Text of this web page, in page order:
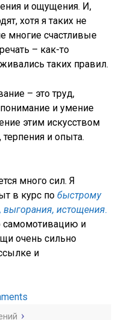
и ощущения. И,
хотя я таких не
многие счастливые
– как-то
таких правил.
– это труд,
и умение
этим искусством
терпения и опыта.
много сил. Я
в курс побыстрому
выгорания, истощения.
самомотивацию и
очень сильно
и